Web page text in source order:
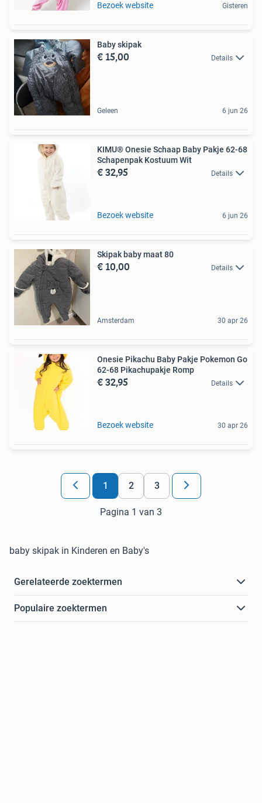
Bezoek website Gisteren
Baby skipak
€ 15,00 Details
Geleen 6 jun 26
KIMU® Onesie Schaap Baby Pakje 62-68
Schapenpak Kostuum Wit
€ 32,95 Details
Bezoek website 6 jun 26
Skipak baby maat 80
€ 10,00 Details
Amsterdam 30 apr 26
Onesie Pikachu Baby Pakje Pokemon Go
62-68 Pikachupakje Romp
€ 32,95 Details
Bezoek website 30 apr 26
1 2 3
Pagina 1 van 3
baby skipak in Kinderen en Baby's
Gerelateerde zoektermen
Populaire zoektermen